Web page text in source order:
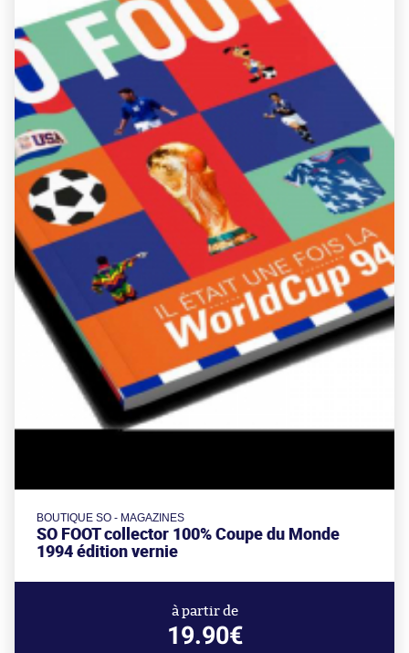
BOUTIQUE SO - MAGAZINES
SO FOOT collector 100% Coupe du Monde
1994 édition vernie
à partir de
19.90€